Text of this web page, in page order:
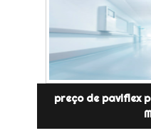
preço de paviflex